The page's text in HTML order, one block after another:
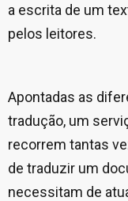
a escrita de um
pelos leitores.
Apontadas as
tradução, um
recorrem tantas
de traduzir um
necessitam de